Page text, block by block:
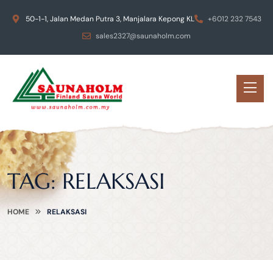
50-1-1, Jalan Medan Putra 3, Manjalara Kepong KL
+6012 232 7543
sales2327@saunaholm.com
TAG:RELAKSASI
HOME RELAKSASI